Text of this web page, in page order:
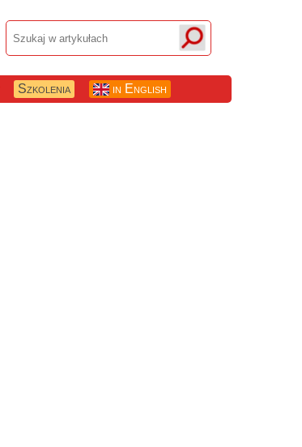
Szkolenia in English